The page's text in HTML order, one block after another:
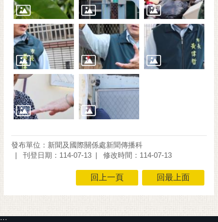
發布單位：新聞及國際關係處新聞傳播科
刊登日期：114-07-13
修改時間：114-07-13
回上一頁 回最上面